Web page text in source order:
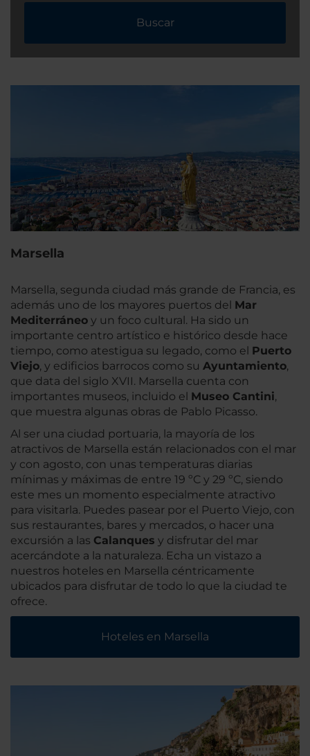
Buscar
Marsella
Marsella, segunda ciudad más grande de Francia, es
además uno de los mayores puertos del Mar
Mediterráneo y un foco cultural. Ha sido un
importante centro artístico e histórico desde hace
tiempo, como atestigua su legado, como el Puerto
Viejo, y edificios barrocos como su Ayuntamiento,
que data del siglo XVII. Marsella cuenta con
importantes museos, incluido el Museo Cantini,
que muestra algunas obras de Pablo Picasso.
Al ser una ciudad portuaria, la mayoría de los
atractivos de Marsella están relacionados con el mar
y con agosto, con unas temperaturas diarias
mínimas y máximas de entre 19 ºC y 29 ºC, siendo
este mes un momento especialmente atractivo
para visitarla. Puedes pasear por el Puerto Viejo, con
sus restaurantes, bares y mercados, o hacer una
excursión a las Calanques y disfrutar del mar
acercándote a la naturaleza. Echa un vistazo a
nuestros hoteles en Marsella céntricamente
ubicados para disfrutar de todo lo que la ciudad te
ofrece.
Hoteles en Marsella